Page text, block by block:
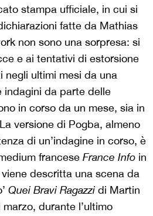
stampa ufficiale, in cui si
fatte da Mathias
non sono una sorpresa: si
e ai tentativi di estorsione
negli ultimi mesi da una
indagini da parte delle
in corso da un mese, sia in
versione di Pogba, almeno
di un’indagine in corso, è
francese France Info in
descritta una scena da
Quei Bravi Ragazzi di Martin
durante l’ultimo